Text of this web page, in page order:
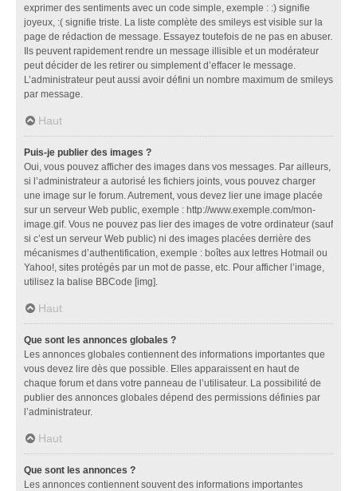
exprimer des sentiments avec un code simple, exemple : :) signifie
joyeux, :( signifie triste. La liste complète des smileys est visible sur la
page de rédaction de message. Essayez toutefois de ne pas en abuser.
Ils peuvent rapidement rendre un message illisible et un modérateur
peut décider de les retirer ou simplement d’effacer le message.
L’administrateur peut aussi avoir défini un nombre maximum de smileys
par message.
Haut
Puis-je publier des images ?
Oui, vous pouvez afficher des images dans vos messages. Par ailleurs,
si l’administrateur a autorisé les fichiers joints, vous pouvez charger
une image sur le forum. Autrement, vous devez lier une image placée
sur un serveur Web public, exemple : http://www.exemple.com/mon-
image.gif. Vous ne pouvez pas lier des images de votre ordinateur (sauf
si c’est un serveur Web public) ni des images placées derrière des
mécanismes d’authentification, exemple : boîtes aux lettres Hotmail ou
Yahoo!, sites protégés par un mot de passe, etc. Pour afficher l’image,
utilisez la balise BBCode [img].
Haut
Que sont les annonces globales ?
Les annonces globales contiennent des informations importantes que
vous devez lire dès que possible. Elles apparaissent en haut de
chaque forum et dans votre panneau de l’utilisateur. La possibilité de
publier des annonces globales dépend des permissions définies par
l’administrateur.
Haut
Que sont les annonces ?
Les annonces contiennent souvent des informations importantes